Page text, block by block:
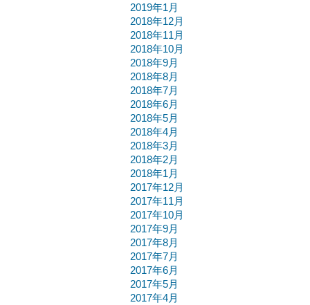
2019年1月
2018年12月
2018年11月
2018年10月
2018年9月
2018年8月
2018年7月
2018年6月
2018年5月
2018年4月
2018年3月
2018年2月
2018年1月
2017年12月
2017年11月
2017年10月
2017年9月
2017年8月
2017年7月
2017年6月
2017年5月
2017年4月